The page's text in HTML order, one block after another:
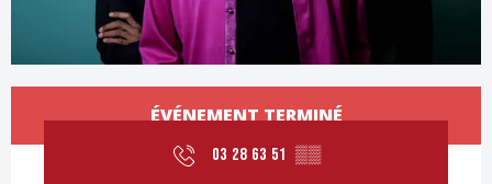
Ouverture et coordonnées
ÉVÉNEMENT TERMINÉ
03 28 63 51 ▒▒